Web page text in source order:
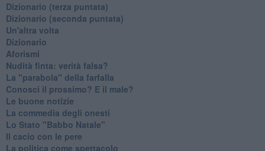
​Dizionario (terza puntata)
​Dizionario (seconda puntata)
Un'altra volta
Dizionario
Aforismi
Nudità finta: verità falsa?
La "parabola" della farfalla
Conosci il prossimo? E il male?
Le buone notizie
La commedia degli onesti
Lo Stato "Babbo Natale"
Il cacio con le pere
La politica come spettacolo